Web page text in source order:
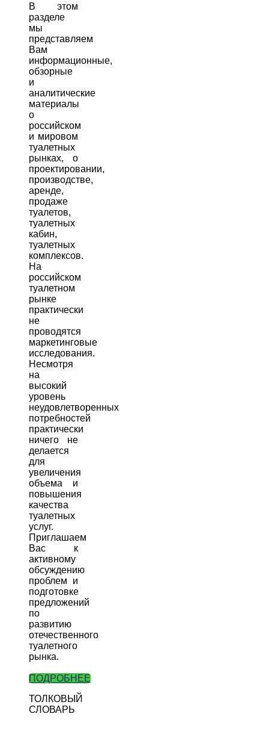
В этом
разделе
мы
представляем
Вам
информационные,
обзорные
и
аналитические
материалы
о
российском
и мировом
туалетных
рынках, о
проектировании,
производстве,
аренде,
продаже
туалетов,
туалетных
кабин,
туалетных
комплексов.
На
российском
туалетном
рынке
практически
не
проводятся
маркетинговые
исследования.
Несмотря
на
высокий
уровень
неудовлетворенных
потребностей
практически
ничего не
делается
для
увеличения
объема и
повышения
качества
туалетных
услуг.
Приглашаем
Вас к
активному
обсуждению
проблем и
подготовке
предложений
по
развитию
отечественного
туалетного
рынка.
ПОДРОБНЕЕ
ТОЛКОВЫЙ
СЛОВАРЬ